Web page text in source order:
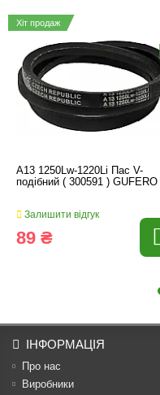
Хіт продаж
A13 1250Lw-1220Li Пас V-
подібний ( 300591 ) GUFERO
Залишити відгук
89 ₴
ІНФОРМАЦІЯ
Про нас
Виробники